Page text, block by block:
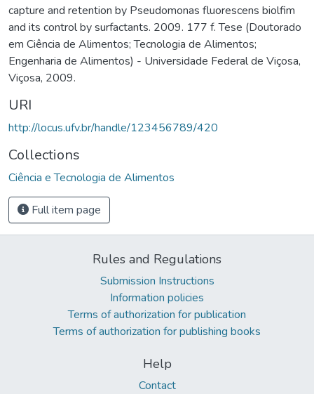
capture and retention by Pseudomonas fluorescens biolfim
and its control by surfactants. 2009. 177 f. Tese (Doutorado
em Ciência de Alimentos; Tecnologia de Alimentos;
Engenharia de Alimentos) - Universidade Federal de Viçosa,
Viçosa, 2009.
URI
http://locus.ufv.br/handle/123456789/420
Collections
Ciência e Tecnologia de Alimentos
Full item page
Rules and Regulations
Submission Instructions
Information policies
Terms of authorization for publication
Terms of authorization for publishing books
Help
Contact